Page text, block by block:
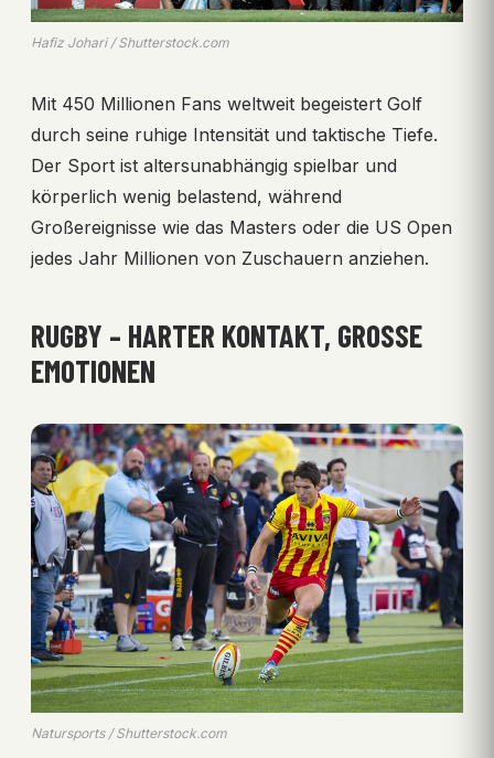
Hafiz Johari / Shutterstock.com
Mit 450 Millionen Fans weltweit begeistert Golf
durch seine ruhige Intensität und taktische Tiefe.
Der Sport ist altersunabhängig spielbar und
körperlich wenig belastend, während
Großereignisse wie das Masters oder die US Open
jedes Jahr Millionen von Zuschauern anziehen.
RUGBY – HARTER KONTAKT, GROSSE E
MOTIONEN
Natursports / Shutterstock.com